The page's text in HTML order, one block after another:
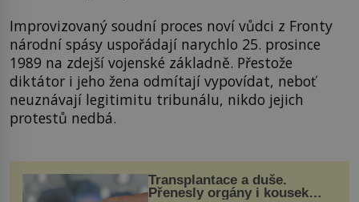
Improvizovaný soudní proces noví vůdci z Fronty
národní spásy uspořádají narychlo 25. prosince
1989 na zdejší vojenské základně. Přestože
diktátor i jeho žena odmítají vypovídat, neboť
neuznávají legitimitu tribunálu, nikdo jejich
protestů nedbá.
Transplantace a duše.
Přenesly orgány i kousek